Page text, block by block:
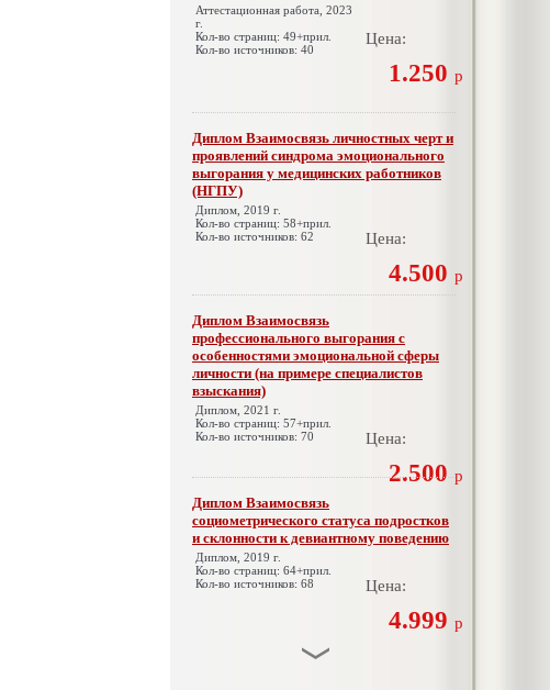
Аттестационная работа, 2023
г.
Кол-во страниц: 49+прил.
Кол-во источников: 40
Цена:
1.250 р
Диплом Взаимосвязь личностных черт и
проявлений синдрома эмоционального
выгорания у медицинских работников
(НГПУ)
Диплом, 2019 г.
Кол-во страниц: 58+прил.
Кол-во источников: 62
Цена:
4.500 р
Диплом Взаимосвязь
профессионального выгорания с
особенностями эмоциональной сферы
личности (на примере специалистов
взыскания)
Диплом, 2021 г.
Кол-во страниц: 57+прил.
Кол-во источников: 70
Цена:
2.500 р
Диплом Взаимосвязь
социометрического статуса подростков
и склонности к девиантному поведению
Диплом, 2019 г.
Кол-во страниц: 64+прил.
Кол-во источников: 68
Цена:
4.999 р